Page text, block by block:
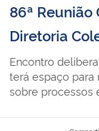
86ª
Diretoria
Encontro
terá espaço para
sobre processos